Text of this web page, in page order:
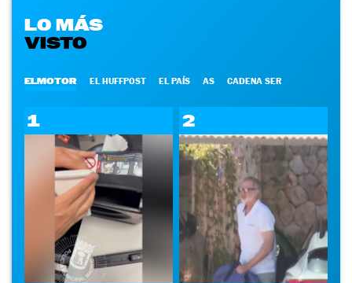
LO MÁS
VISTO
ELMOTOR EL HUFFPOST EL PAÍS AS CADENA SER
1 2